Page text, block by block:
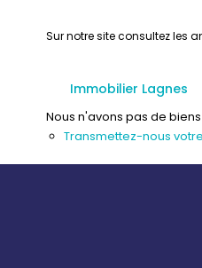
Sur notre site consultez les
Immobilier Lagnes
Nous n'avons pas de
Transmettez-nous